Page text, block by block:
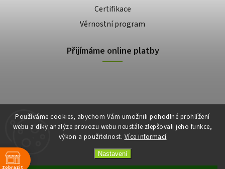
Používáme cookies, abychom Vám umožnili pohodlné prohlížení
webu a díky analýze provozu webu neustále zlepšovali jeho funkce,
výkon a použitelnost. Více informací
Nastavení
Certifikace
Věrnostní program
Přijímáme online platby
Copyright 2026E-shop Slunečnice. Všechna práva vyhrazena.
VytvořilShoptet| Design